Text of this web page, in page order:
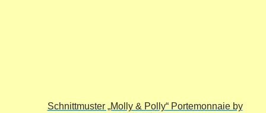
Schnittmuster „Molly & Polly“ Portemonnaie by